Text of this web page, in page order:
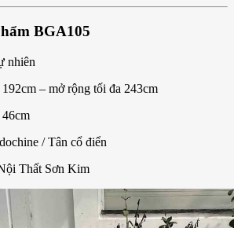
BGA105
nhiên
192cm – mở rộng tối đa 243cm
46cm
/ Tân cổ điển
Thất Sơn Kim